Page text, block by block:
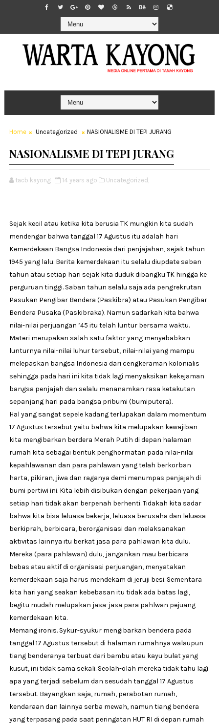
Home Uncategorized NASIONALISME DI TEPI JURANG
NASIONALISME DI TEPI JURANG
tacb kayong 14 years ago Uncategorized,
Sejak kecil atau ketika kita berusia TK mungkin kita sudah
mendengar bahwa tanggal 17 Agustus itu adalah hari
Kemerdekaan Bangsa Indonesia dari penjajahan, sejak tahun
1945 yang lalu. Berita kemerdekaan itu selalu diupdate saban
tahun atau setiap hari sejak kita duduk dibangku TK hingga ke
perguruan tinggi. Saban tahun selalu saja ada pengrekrutan
Pasukan Pengibar Bendera (Paskibra) atau Pasukan Pengibar
Bendera Pusaka (Paskibraka). Namun sadarkah kita bahwa
nilai-nilai perjuangan ’45 itu telah luntur bersama waktu.
Materi merupakan salah satu faktor yang menyebabkan
lunturnya nilai-nilai luhur tersebut, nilai-nilai yang mampu
melepaskan bangsa Indonesia dari cengkeraman kolonialis
sehingga pada hari ini kita tidak lagi menyaksikan kekejaman
bangsa penjajah dan selalu menanamkan rasa ketakutan
sepanjang hari pada bangsa pribumi (bumiputera).
Hal yang sangat sepele kadang terlupakan dalam momentum
17 Agustus tersebut yaitu bahwa kita melupakan kewajiban
kita mengibarkan berdera Merah Putih di depan halaman
rumah kita sebagai bentuk penghormatan pada nilai-nilai
kepahlawanan dan para pahlawan yang telah berkorban
harta, pikiran, jiwa dan raganya demi menumpas penjajah di
bumi pertiwi ini. Kita lebih disibukan dengan pekerjaan yang
setiap hari tidak akan berpenah berhenti. Tidakah kita sadar
bahwa kita bisa leluasa bekerja, leluasa berusaha dan leluasa
berkiprah, berbicara, berorganisasi dan melaksanakan
aktivitas lainnya itu berkat jasa para pahlawan kita dulu.
Mereka (para pahlawan) dulu, jangankan mau berbicara
bebas atau aktif di organisasi perjuangan, menyatakan
kemerdekaan saja harus mendekam di jeruji besi. Sementara
kita hari yang seakan kebebasan itu tidak ada batas lagi,
begitu mudah melupakan jasa-jasa para pahlwan pejuang
kemerdekaan kita.
Memang ironis. Sykur-syukur mengibarkan bendera pada
tanggal 17 Agustus tersebut di halaman rumahnya walaupun
tiang benderanya terbuat dari bambu atau kayu bulat yang
kusut, ini tidak sama sekali. Seolah-olah mereka tidak tahu lagi
apa yang terjadi sebelum dan sesudah tanggal 17 Agustus
tersebut. Bayangkan saja, rumah, perabotan rumah,
kendaraan dan lainnya serba mewah, namun tiang bendera
yang terpasang pada saat peringatan HUT RI di depan rumah